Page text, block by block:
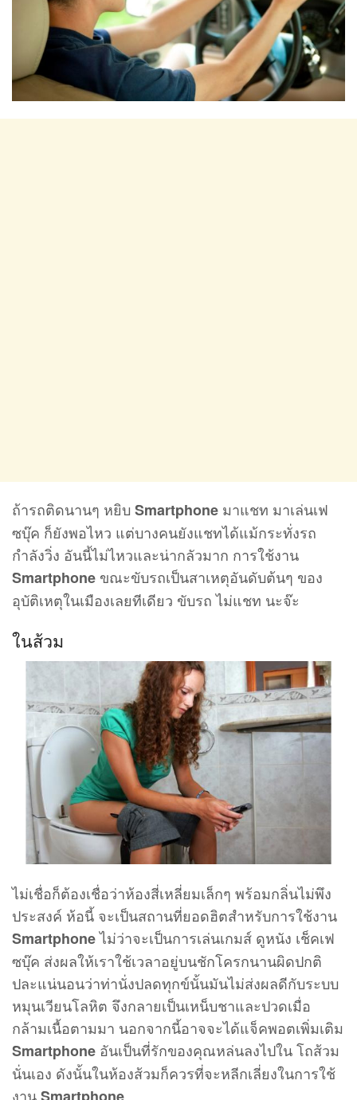
ถ้ารถติดนานๆ หยิบ Smartphone มาแชท มาเล่นเฟ
ซบุ๊ค ก็ยังพอไหว แต่บางคนยังแชทได้แม้กระทั่งรถ
กำลังวิ่ง อันนี้ไม่ไหวและน่ากลัวมาก การใช้งาน
Smartphone ขณะขับรถเป็นสาเหตุอันดับต้นๆ ของ
อุบัติเหตุในเมืองเลยทีเดียว ขับรถ ไม่แชท นะจ๊ะ
ในส้วม
ไม่เชื่อก็ต้องเชื่อว่าห้องสี่เหลี่ยมเล็กๆ พร้อมกลิ่นไม่พึง
ประสงค์ ห้อนี้ จะเป็นสถานที่ยอดฮิตสำหรับการใช้งาน
Smartphoneไม่ว่าจะเป็นการเล่นเกมส์ ดูหนัง เช็คเฟ
ซบุ๊ค ส่งผลให้เราใช้เวลาอยู่บนชักโครกนานผิดปกติ
ปละแน่นอนว่าท่านั่งปลดทุกข์นั้นมันไม่ส่งผลดีกับระบบ
หมุนเวียนโลหิต จึงกลายเป็นเหน็บชาและปวดเมื่อ
กล้ามเนื้อตามมา นอกจากนี้อาจจะได้แจ็คพอตเพิ่มเติม
Smartphone อันเป็นที่รักของคุณหล่นลงไปใน โถส้วม
นั่นเอง ดังนั้นในห้องส้วมก็ควรที่จะหลีกเลี่ยงในการใช้
งาน